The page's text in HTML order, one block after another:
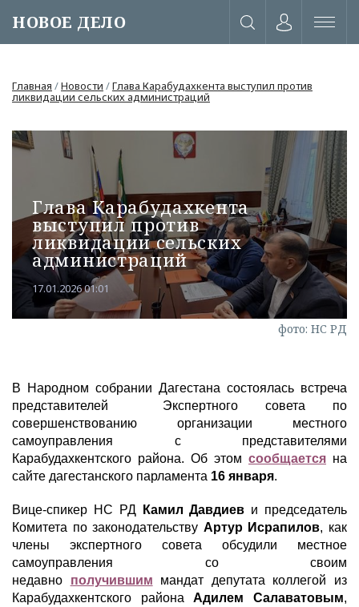
НОВОЕ ДЕЛО
или через соц. сети
Главная /Новости /Глава Карабудахкента выступил против
ликвидации сельских администраций
Глава Карабудахкента
выступил против
ликвидации сельских
администраций
17.01.2026 01:01
фото: НС РД
В Народном собрании Дагестана состоялась встреча
представителей Экспертного совета по
совершенствованию организации местного
самоуправления с представителями
Карабудахкентского района. Об этом сообщается на
сайте дагестанского парламента 16 января.
Вице-спикер НС РД Камил Давдиев и председатель
Комитета по законодательству Артур Исрапилов, как
члены экспертного совета обсудили местное
самоуправления со своим
недавно получившим мандат депутата коллегой из
Карабудахкентского районаАдилем Салаватовым,